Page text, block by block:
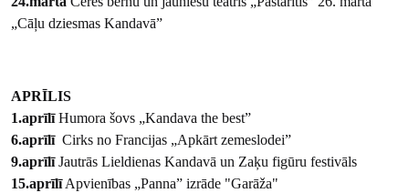
„Cāļu dziesmas Kandavā”
APRĪLIS
1.aprīlīHumora šovs „Kandava the best”
6.aprīlīCirks no Francijas „Apkārt zemeslodei”
9.aprīlīJautrās Lieldienas Kandavā un Zaķu figūru festivāls
15.aprīlīApvienības „Panna” izrāde "Garāža"